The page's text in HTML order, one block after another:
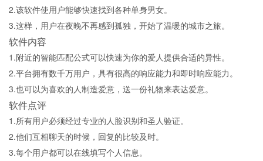
2.该软件使用户能够快速找到各种单身男女。
3.这样，用户在夜晚不再感到孤独，开始了温暖的城市之旅。
软件内容
1.附近的智能匹配公式可以快速为你的爱人提供合适的异性。
2.平台拥有数千万用户，具有很高的响应能力和即时响应能力。
3.也可以为喜欢的人制造爱意，送一份礼物来表达爱意。
软件点评
1.所有用户必须经过专业的人脸识别和圣人验证。
2.他们互相聊天的时候，回复的比较及时。
3.每个用户都可以在线填写个人信息。